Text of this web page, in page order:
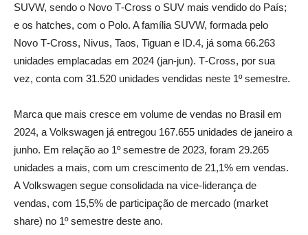
SUVW, sendo o Novo T‑Cross o SUV mais vendido do País;
e os hatches, com o Polo. A família SUVW, formada pelo
Novo T‑Cross, Nivus, Taos, Tiguan e ID.4, já soma 66.263
unidades emplacadas em 2024 (jan-jun). T‑Cross, por sua
vez, conta com 31.520 unidades vendidas neste 1º semestre.
Marca que mais cresce em volume de vendas no Brasil em
2024, a Volkswagen já entregou 167.655 unidades de janeiro a
junho. Em relação ao 1º semestre de 2023, foram 29.265
unidades a mais, com um crescimento de 21,1% em vendas.
A Volkswagen segue consolidada na vice-liderança de
vendas, com 15,5% de participação de mercado (market
share) no 1º semestre deste ano.